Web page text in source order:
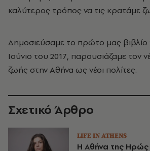
καλύτερος τρόπος να τις κρατάμε
Δημοσιεύσαμε το πρώτο μας βιβλίο
Ιούνιο του 2017, παρουσιάζαμε τον
ζωής στην Αθήνα ως νέοι πολίτες.
Σχετικό Άρθρο
LIFE IN ATHENS
Η Αθήνα της Ηρώς